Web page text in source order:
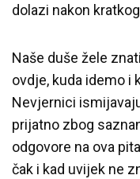
dolazi nakon
Naše duše žele
ovdje, kuda idemo i
Nevjernici
prijatno zbog
odgovore na ova
čak i kad uvijek ne